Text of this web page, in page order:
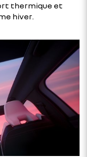
thermique et
hiver.